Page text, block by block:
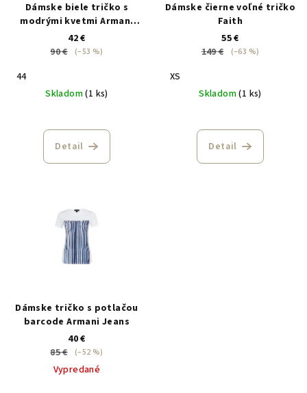
Dámske biele tričko s
modrými kvetmi Armani
Jeans
42 €
90 €
(–53 %)
44
Skladom(1 ks)
Detail
Dámske čierne voľné tričko
Faith
55 €
149 €
(–63 %)
XS
Skladom(1 ks)
Detail
Dámske tričko s potlačou
barcode Armani Jeans
40 €
85 €
(–52 %)
Vypredané